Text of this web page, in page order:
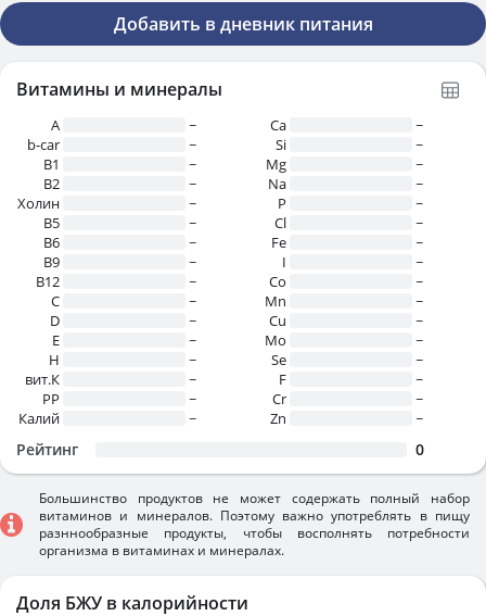
Добавить в дневник питания
Витамины и минералы
A
~
b-car
~
В1
~
B2
~
Холин
~
B5
~
B6
~
B9
~
B12
~
C
~
D
~
E
~
H
~
вит.К
~
PP
~
Калий
~
Ca
~
Si
~
Mg
~
Na
~
P
~
Cl
~
Fe
~
I
~
Co
~
Mn
~
Cu
~
Mo
~
Se
~
F
~
Cr
~
Zn
~
Рейтинг 0
Большинство продуктов не может содержать полный набор
витаминов и минералов. Поэтому важно употреблять в пищу
разннообразные продукты, чтобы восполнять потребности
организма в витаминах и минералах.
Доля БЖУ в калорийности